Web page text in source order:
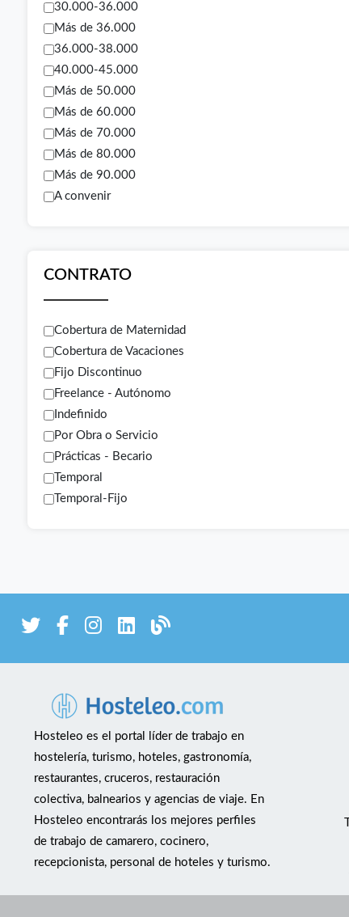
30.000-36.000
Más de 36.000
36.000-38.000
40.000-45.000
Más de 50.000
Más de 60.000
Más de 70.000
Más de 80.000
Más de 90.000
A convenir
CONTRATO
Cobertura de Maternidad
Cobertura de Vacaciones
Fijo Discontinuo
Freelance - Autónomo
Indefinido
Por Obra o Servicio
Prácticas - Becario
Temporal
Temporal-Fijo
Hosteleo es el portal líder de trabajo en
hostelería, turismo, hoteles, gastronomía,
restaurantes, cruceros, restauración
colectiva, balnearios y agencias de viaje. En
Hosteleo encontrarás los mejores perfiles
de trabajo de camarero, cocinero,
recepcionista, personal de hoteles y turismo.